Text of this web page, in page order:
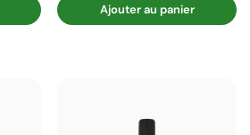
Ajouter au panier